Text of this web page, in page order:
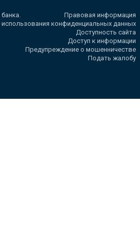
Правовая информация
конфиденциальных данных
Доступность сайта
Доступ к информации
Предупреждение о мошенничестве
Подать жалобу